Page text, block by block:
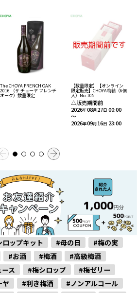
The CHOYA FRENCH OAK
2016 （ザ チョーヤ フレンチ
オーク）数量限定
【数量限定】【オンライン
限定販売】CHOYA梅結（6個
入）No.105
△販売期間前
2026年08月27日 00:00
～
2026年09月16日 23:00
ロップキット #母の日
#梅の実
#お酒 #梅酒
#高級梅酒
ス #梅シロップ
#梅ゼリー
ヤ #利き梅酒
#ノンアルコール